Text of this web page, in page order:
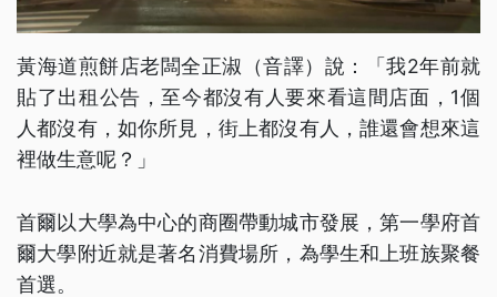
黃海道煎餅店老闆全正淑（音譯）說：「我2年前就
貼了出租公告，至今都沒有人要來看這間店面，1個
人都沒有，如你所見，街上都沒有人，誰還會想來這
裡做生意呢？」
首爾以大學為中心的商圈帶動城市發展，第一學府首
爾大學附近就是著名消費場所，為學生和上班族聚餐
首選。